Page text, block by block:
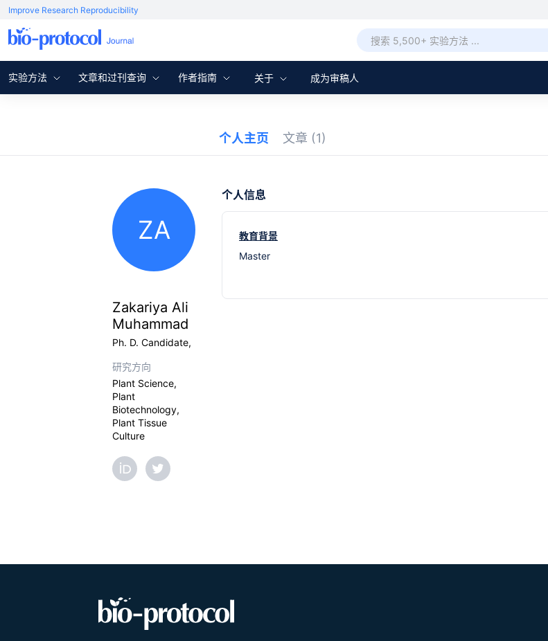
Improve Research Reproducibility
实验方法 文章和过刊查询 作者指南 关于 成为审稿人
个人主页 文章 (1)
ZA
Zakariya Ali
Muhammad
Ph. D. Candidate,
研究方向
Plant Science,
Plant
Biotechnology,
Plant Tissue
Culture
个人信息
教育背景
Master